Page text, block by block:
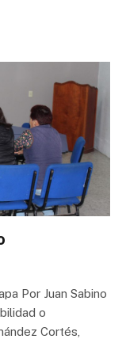
Por Juan Sabino
o
Cortés,